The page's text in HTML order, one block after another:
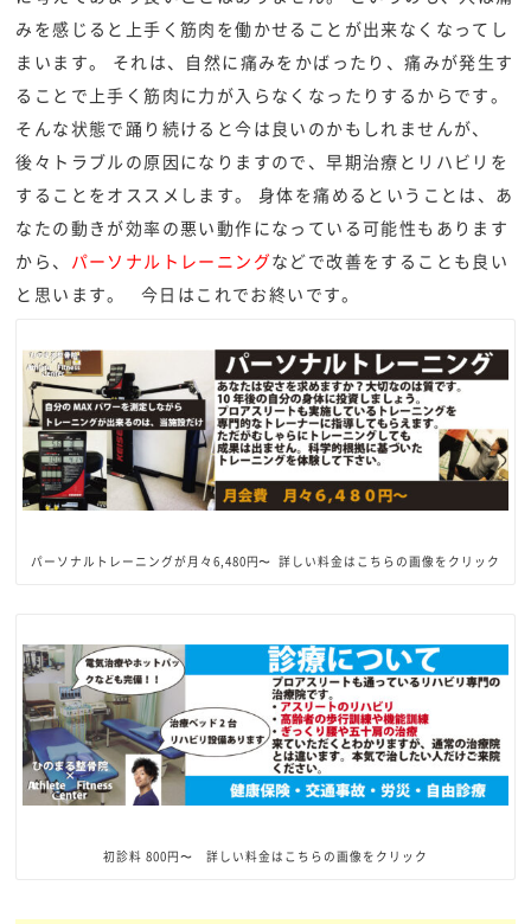
みを感じると上手く筋肉を働かせることが出来なくなってし
まいます。 それは、自然に痛みをかばったり、痛みが発生す
ることで上手く筋肉に力が入らなくなったりするからです。
そんな状態で踊り続けると今は良いのかもしれませんが、
後々トラブルの原因になりますので、早期治療とリハビリを
することをオススメします。 身体を痛めるということは、あ
なたの動きが効率の悪い動作になっている可能性もあります
から、 パーソナルトレーニングなどで改善をすることも良い
と思います。 今日はこれでお終いです。
パーソナルトレーニングが月々6,480円〜 詳しい料金はこちらの画像をクリック
初診料 800円〜 詳しい料金はこちらの画像をクリック